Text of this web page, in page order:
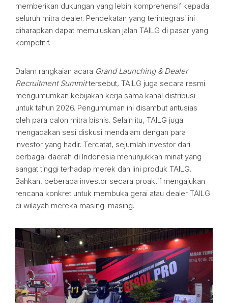
memberikan dukungan yang lebih komprehensif kepada
seluruh mitra dealer. Pendekatan yang terintegrasi ini
diharapkan dapat memuluskan jalan TAILG di pasar yang
kompetitif.
Dalam rangkaian acara Grand Launching & Dealer
Recruitment Summittersebut, TAILG juga secara resmi
mengumumkan kebijakan kerja sama kanal distribusi
untuk tahun 2026. Pengumuman ini disambut antusias
oleh para calon mitra bisnis. Selain itu, TAILG juga
mengadakan sesi diskusi mendalam dengan para
investor yang hadir. Tercatat, sejumlah investor dari
berbagai daerah di Indonesia menunjukkan minat yang
sangat tinggi terhadap merek dan lini produk TAILG.
Bahkan, beberapa investor secara proaktif mengajukan
rencana konkret untuk membuka gerai atau dealer TAILG
di wilayah mereka masing-masing.